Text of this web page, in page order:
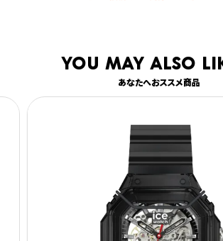
You may also
あなたへおススメ商品